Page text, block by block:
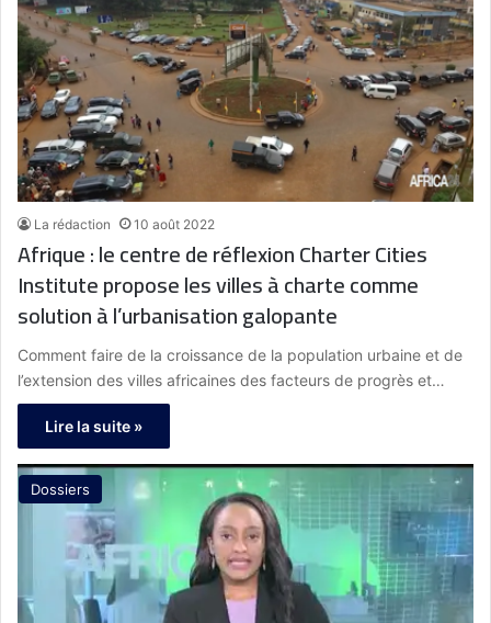
La rédaction 10 août 2022
Afrique : le centre de réflexion Charter Cities
Institute propose les villes à charte comme
solution à l’urbanisation galopante
Comment faire de la croissance de la population urbaine et de
l’extension des villes africaines des facteurs de progrès et…
Lire la suite »
Dossiers